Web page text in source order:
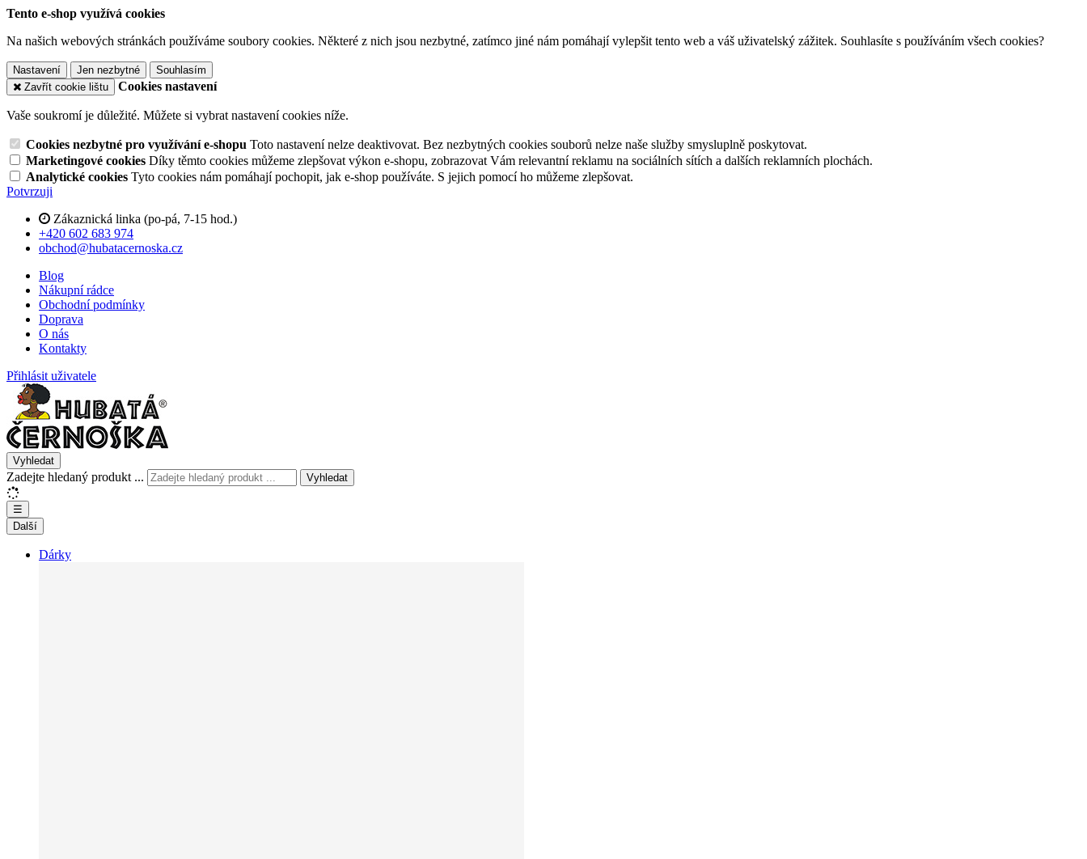
Tento e-shop využívá cookies
Na našich webových stránkách používáme soubory cookies. Některé z nich jsou nezbytné, zatímco jiné nám pomáhají vylepšit tento web a váš uživatelský zážitek. Souhlasíte s používáním všech cookies?
Nastavení Jen nezbytné
Souhlasím
Zavřít cookie lištu
Cookies nastavení
Vaše soukromí je důležité. Můžete si vybrat nastavení cookies níže.
Cookies nezbytné pro využívání e-shopu Toto nastavení nelze deaktivovat. Bez nezbytných cookies souborů nelze naše služby smysluplně poskytovat.
Marketingové cookies Díky těmto cookies můžeme zlepšovat výkon e-shopu, zobrazovat Vám relevantní reklamu na sociálních sítích a dalších reklamních plochách.
Analytické cookies Tyto cookies nám pomáhají pochopit, jak e-shop používáte. S jejich pomocí ho můžeme zlepšovat.
Potvrzuji
Zákaznická linka (po-pá, 7-15 hod.)
+420 602 683 974
obchod@hubatacernoska.cz
Blog
Nákupní rádce
Obchodní podmínky
Doprava
O nás
Kontakty
Přihlásit uživatele
Vyhledat
Zadejte hledaný produkt ... Vyhledat
☰
Další
Dárky